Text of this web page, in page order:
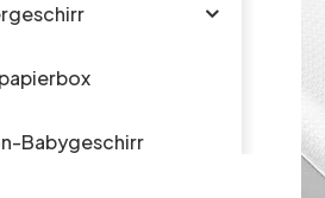
Babygeschirr